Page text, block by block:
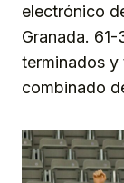
electrónico
Granada.
terminados y
combinado